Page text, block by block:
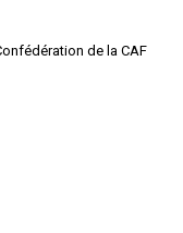
de la CAF